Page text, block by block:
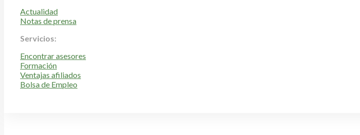
Actualidad
Notas de prensa
Servicios:
Encontrar asesores
Formación
Ventajas afiliados
Bolsa de Empleo